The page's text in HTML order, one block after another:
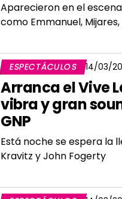
Aparecieron en el
como Emmanuel,
ESPECTÁCULOS 14/03/
Arranca el Vive
vibra y gran
GNP
Está noche se espera la
Kravitz y John Fogerty